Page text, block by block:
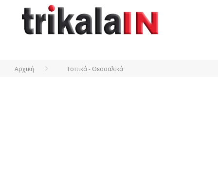
Αρχική Τοπικά - Θεσσαλικά